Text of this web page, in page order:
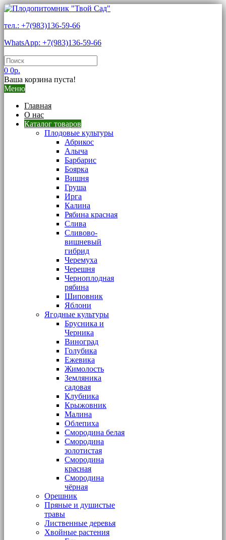
тел.: +7(983)136-59-66
WhatsApp: +7(983)136-59-66
0 0р.
Ваша корзина пуста!
Меню
Главная
О нас
Каталог товаров
Плодовые культуры
Абрикос
Алыча
Барбарис
Боярка
Вишня
Груша
Ирга
Калина
Рябина красная
Слива
Сливово-
вишневый
гибрид
Черемуха
Черешня
Черноплодная
рябина
Шиповник
Яблони
Ягодные культуры
Брусника и
Черника
Виноград
Голубика
Ежевика
Жимолость
Земляника
садовая
Клубника
Крыжовник
Малина
Облепиха
Смородина белая
Смородина
золотистая
Смородина
красная
Смородина
чёрная
Орешник
Пряные и душистые
травы
Лиственные деревья
Хвойные растения